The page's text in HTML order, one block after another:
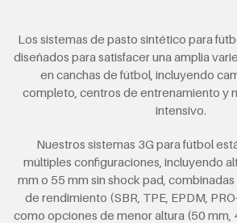
Los sistemas de pasto sintético para
diseñados para satisfacer una amplia
en canchas de fútbol, incluyendo
completo, centros de entrenamiento y
intensivo.
Nuestros sistemas 3G para fútbol
múltiples configuraciones, incluyendo
mm o 55 mm sin shock pad,
de rendimiento (SBR, TPE, EPDM,
como opciones de menor altura (50 mm,